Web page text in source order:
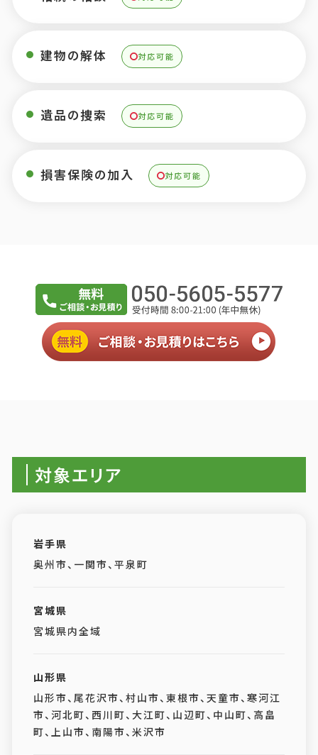
建物の解体 対応可能
遺品の捜索 対応可能
損害保険の加入 対応可能
対象エリア
岩手県
奥州市、一関市、平泉町
宮城県
宮城県内全域
山形県
山形市、尾花沢市、村山市、東根市、天童市、寒河江
市、河北町、西川町、大江町、山辺町、中山町、高畠
町、上山市、南陽市、米沢市